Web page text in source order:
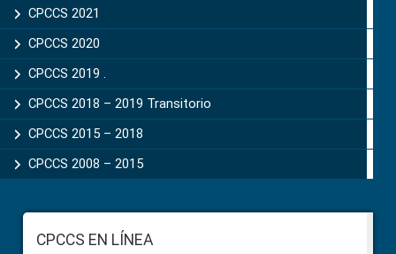
CPCCS 2021
CPCCS 2020
CPCCS 2019 .
CPCCS 2018 – 2019 Transitorio
CPCCS 2015 – 2018
CPCCS 2008 – 2015
FooterCPCCS EN LÍNEA